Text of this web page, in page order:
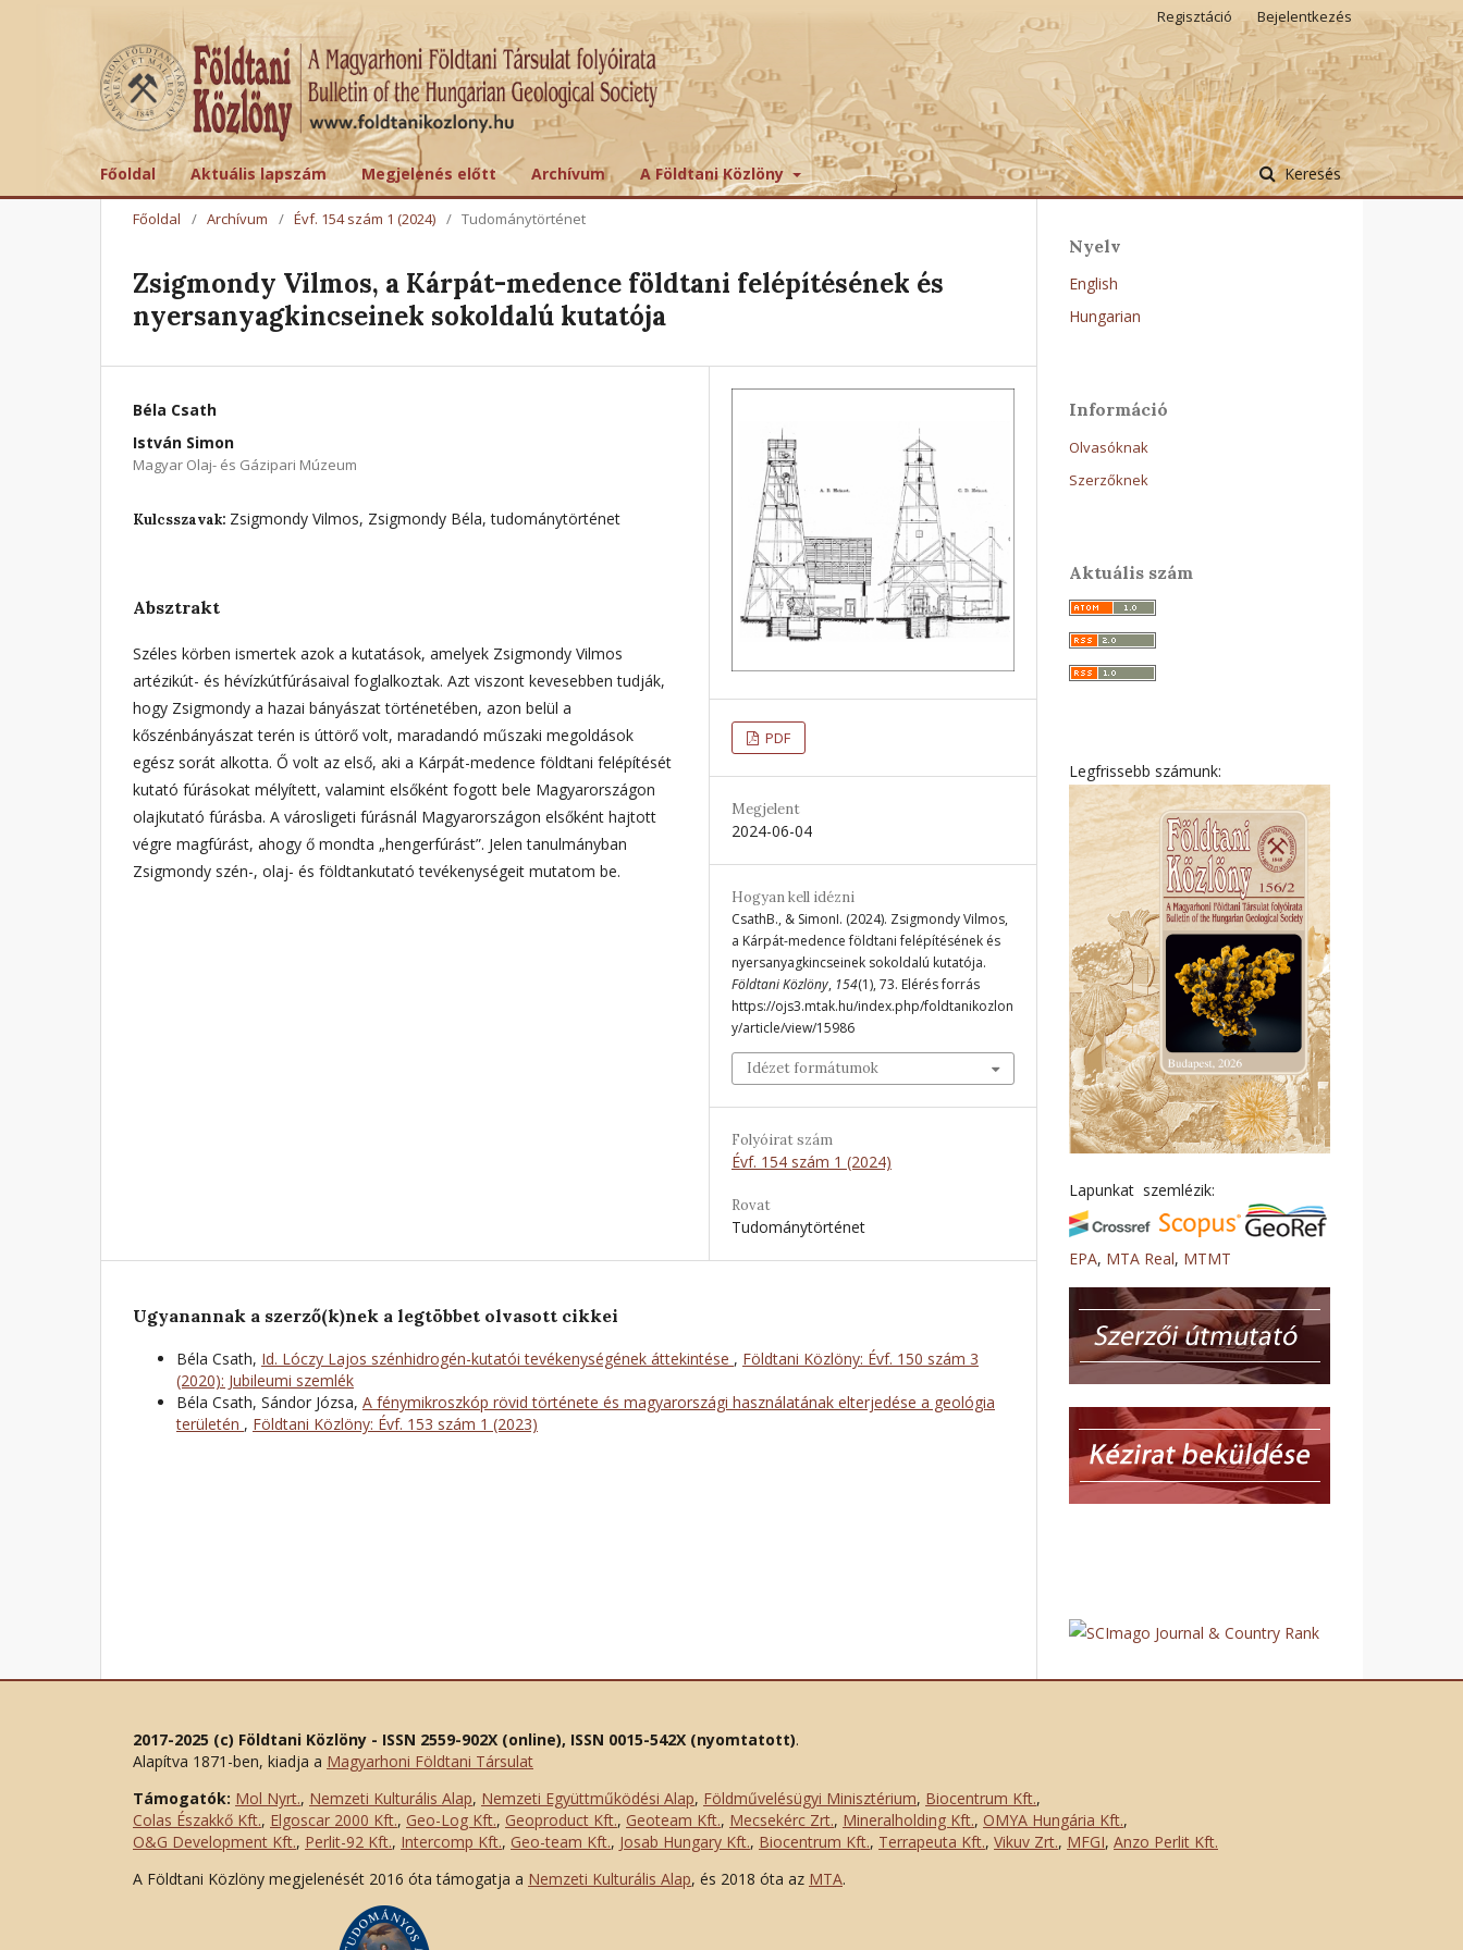
Főoldal Aktuális lapszám Megjelenés előtt Archívum A Földtani Közlöny Keresés
Regisztáció Bejelentkezés
Főoldal / Archívum / Évf. 154 szám 1 (2024) / Tudománytörténet
Zsigmondy Vilmos, a Kárpát-medence földtani felépítésének és
nyersanyagkincseinek sokoldalú kutatója
Béla Csath
István Simon
Magyar Olaj- és Gázipari Múzeum
Kulcsszavak: Zsigmondy Vilmos, Zsigmondy Béla, tudománytörténet
Absztrakt
Széles körben ismertek azok a kutatások, amelyek Zsigmondy Vilmos
artézikút- és hévízkútfúrásaival foglalkoztak. Azt viszont kevesebben tudják,
hogy Zsigmondy a hazai bányászat történetében, azon belül a
kőszénbányászat terén is úttörő volt, maradandó műszaki megoldások
egész sorát alkotta. Ő volt az első, aki a Kárpát-medence földtani felépítését
kutató fúrásokat mélyített, valamint elsőként fogott bele Magyarországon
olajkutató fúrásba. A városligeti fúrásnál Magyarországon elsőként hajtott
végre magfúrást, ahogy ő mondta „hengerfúrást”. Jelen tanulmányban
Zsigmondy szén-, olaj- és földtankutató tevékenységeit mutatom be.
PDF
Megjelent
2024-06-04
Hogyan kell idézni
CsathB., & SimonI. (2024). Zsigmondy Vilmos,
a Kárpát-medence földtani felépítésének és
nyersanyagkincseinek sokoldalú kutatója.
Földtani Közlöny, 154(1), 73. Elérés forrás
https://ojs3.mtak.hu/index.php/foldtanikozlon
y/article/view/15986
Idézet formátumok
Folyóirat szám
Évf. 154 szám 1 (2024)
Rovat
Tudománytörténet
Ugyanannak a szerző(k)nek a legtöbbet olvasott cikkei
Béla Csath, Id. Lóczy Lajos szénhidrogén-kutatói tevékenységének áttekintése , Földtani Közlöny: Évf. 150 szám 3
(2020): Jubileumi szemlék
Béla Csath, Sándor Józsa, A fénymikroszkóp rövid története és magyarországi használatának elterjedése a geológia
területén , Földtani Közlöny: Évf. 153 szám 1 (2023)
Nyelv
English
Hungarian
Információ
Olvasóknak
Szerzőknek
Aktuális szám
Legfrissebb számunk:
Lapunkat szemlézik:
EPA, MTA Real, MTMT
2017-2025 (c) Földtani Közlöny - ISSN 2559-902X (online), ISSN 0015-542X (nyomtatott).
Alapítva 1871-ben, kiadja a Magyarhoni Földtani Társulat
Támogatók: Mol Nyrt., Nemzeti Kulturális Alap, Nemzeti Együttműködési Alap, Földművelésügyi Minisztérium, Biocentrum Kft.,
Colas Északkő Kft., Elgoscar 2000 Kft., Geo-Log Kft., Geoproduct Kft., Geoteam Kft., Mecsekérc Zrt., Mineralholding Kft., OMYA Hungária Kft.,
O&G Development Kft., Perlit-92 Kft., Intercomp Kft., Geo-team Kft., Josab Hungary Kft., Biocentrum Kft., Terrapeuta Kft., Vikuv Zrt., MFGI, Anzo Perlit Kft.
A Földtani Közlöny megjelenését 2016 óta támogatja a Nemzeti Kulturális Alap, és 2018 óta az MTA.